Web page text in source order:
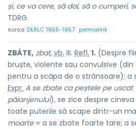
și, ce va cere, să dai, să o cumperi,
TDRG.
sursa:DLRLC 1955-1957 permalink
ZBÁTE, zbat, vb. III. Refl. 1. (Despre
bruște, violente sau convulsive (din
pentru a scăpa de o strânsoare); a
Expr. A se zbate ca peștele pe uscat
păianjenului), se zice despre
toate puterile să scape dintr-un
moarte= a se zbate foarte tare; a